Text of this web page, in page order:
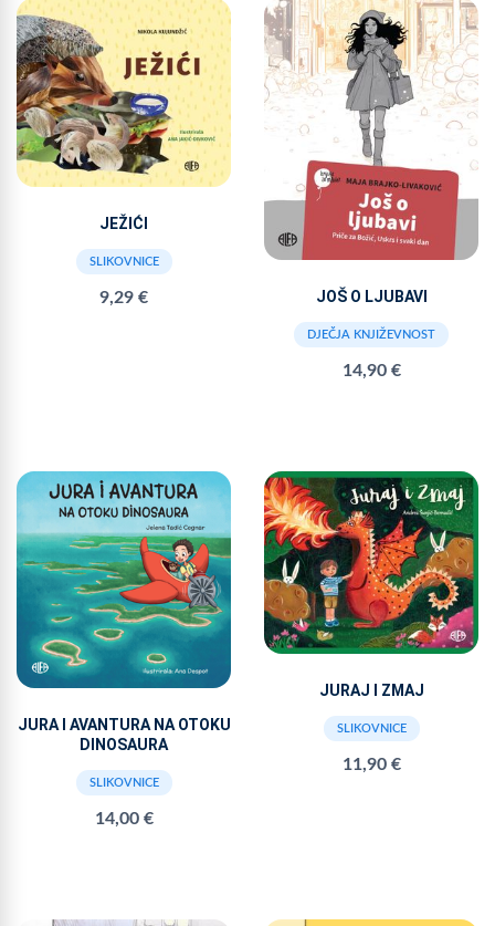
JEŽIĆI
SLIKOVNICE
9,29 € JOŠ O LJUBAVI
DJEČJA KNJIŽEVNOST
14,90 €
JURA I AVANTURA NA OTOKU
DINOSAURA
SLIKOVNICE
14,00 €
JURAJ I ZMAJ
SLIKOVNICE
11,90 €